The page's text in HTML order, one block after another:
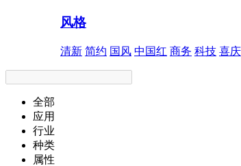
风格
清新 简约 国风 中国红 商务 科技 喜庆
全部
应用
行业
种类
属性